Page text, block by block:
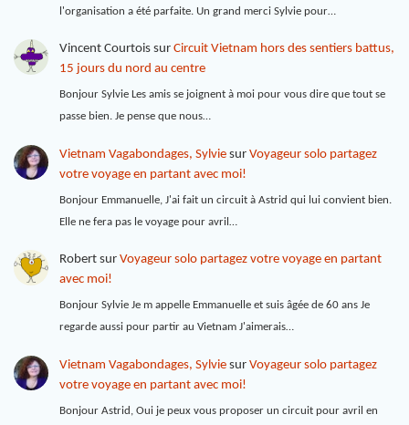
l'organisation a été parfaite. Un grand merci Sylvie pour…
Vincent Courtoissur Circuit Vietnam hors des sentiers battus,
15 jours du nord au centre
Bonjour Sylvie Les amis se joignent à moi pour vous dire que tout se
passe bien. Je pense que nous…
Vietnam Vagabondages, Sylviesur Voyageur solo partagez
votre voyage en partant avec moi!
Bonjour Emmanuelle, J'ai fait un circuit à Astrid qui lui convient bien.
Elle ne fera pas le voyage pour avril…
Robertsur Voyageur solo partagez votre voyage en partant
avec moi!
Bonjour Sylvie Je m appelle Emmanuelle et suis âgée de 60 ans Je
regarde aussi pour partir au Vietnam J'aimerais…
Vietnam Vagabondages, Sylviesur Voyageur solo partagez
votre voyage en partant avec moi!
Bonjour Astrid, Oui je peux vous proposer un circuit pour avril en